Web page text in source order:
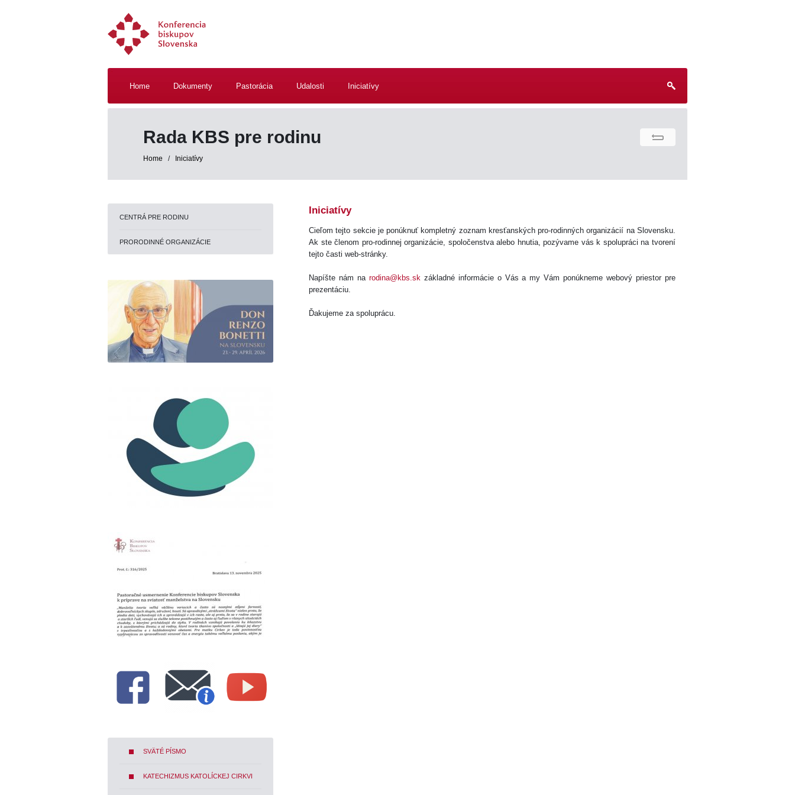
Home Dokumenty Pastorácia Udalosti Iniciatívy
Rada KBS pre rodinu
Home / Iniciatívy
CENTRÁ PRE RODINU
PRORODINNÉ ORGANIZÁCIE
SVÄTÉ PÍSMO
KATECHIZMUS KATOLÍCKEJ CIRKVI
Iniciatívy
Cieľom tejto sekcie je ponúknuť kompletný zoznam kresťanských pro-rodinných organizácií na Slovensku.
Ak ste členom pro-rodinnej organizácie, spoločenstva alebo hnutia, pozývame vás k spolupráci na tvorení
tejto časti web-stránky.
Napíšte nám na rodina@kbs.skzákladné informácie o Vás a my Vám ponúkneme webový priestor pre
prezentáciu.
Ďakujeme za spoluprácu.